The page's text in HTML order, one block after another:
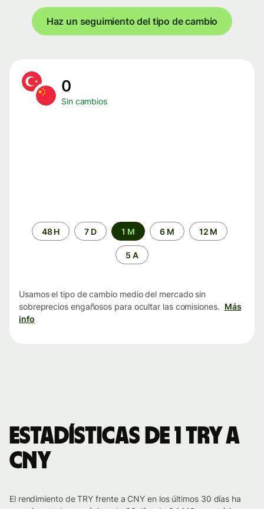
Haz un seguimiento del tipo de cambio
0
Sin cambios
Periodo48 H 7 D 1 M 6 M 12 M
5 A
Usamos el tipo de cambio medio del mercado sin
sobreprecios engañosos para ocultar las comisiones. Más
info
Estadísticas de 1 TRY a
CNY
El rendimiento de TRY frente a CNY en los últimos 30 días ha